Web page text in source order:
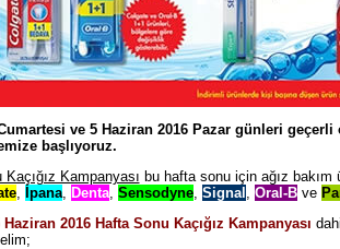
ve 5 Haziran 2016 Pazar günleri geçerli
başlıyoruz.
Kampanyası bu hafta sonu için ağız bakım
, İpana, Denta, Sensodyne, Signal , Oral-Bve
Haziran 2016 Hafta Sonu Kaçığız Kampanyası